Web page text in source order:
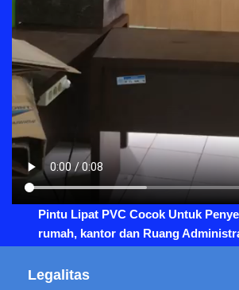
Pintu Lipat PVC Cocok Untuk
rumah, kantor dan Ruang
Legalitas